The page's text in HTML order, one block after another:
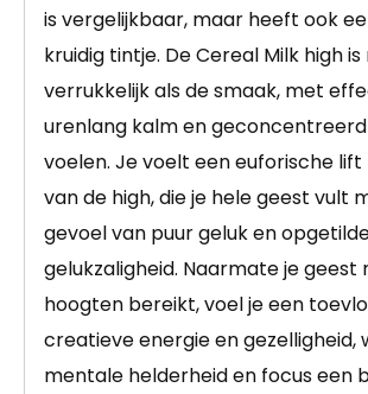
is vergelijkbaar, maar heeft ook
kruidig tintje. De Cereal Milk high
verrukkelijk als de smaak, met
urenlang kalm en
voelen. Je voelt een euforische
van de high, die je hele geest vult
gevoel van puur geluk en
gelukzaligheid. Naarmate je geest
hoogten bereikt, voel je een
creatieve energie en gezelligheid,
mentale helderheid en focus een